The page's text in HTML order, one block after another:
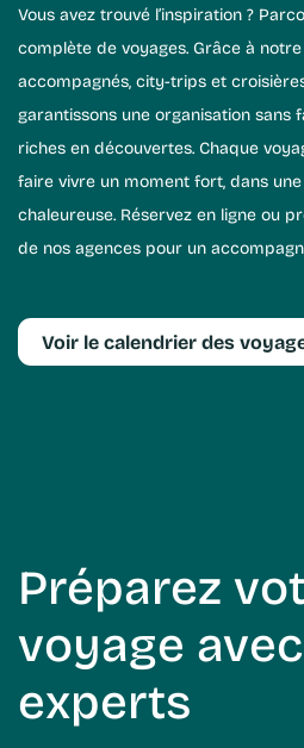
Excursions
d'un jour
Eté-
Automne
2026
Vous avez trouvé l’inspiration ? Parcourez ici notre offre
complète de voyages. Grâce à
accompagnés, city-trips et
garantissons une organisation sans
riches en découvertes. Chaque
faire vivre un moment fort, dans
chaleureuse. Réservez en ligne ou
de nos agences pour un
Voir le calendrier des
Préparez votre
voyage
experts